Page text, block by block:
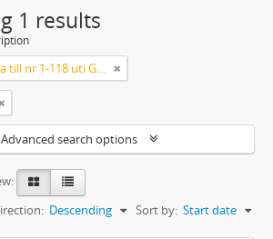
1 results
Koralbok: Melodierna till nr 1-118 uti Gamla Psalmboken, enstämmigt satta
Advanced search options
Sort by: Start date
Descending